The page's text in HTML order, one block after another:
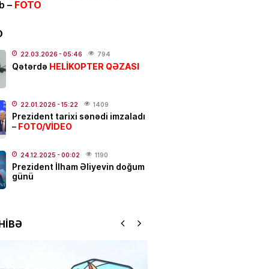
- 00:12
Ad günü keçirilən generalın
oldu
sabiq nazir vəfat
– FOTO
22.03.2026 - 05:46 794
Qətərdə HELİKOPTER QƏZASI
22.01.2026 - 15:22 1409
Prezident tarixi sənədi imzaladı
– FOTO/VİDEO
24.12.2025 - 00:02 1190
Prezident İlham Əliyevin doğum
günü